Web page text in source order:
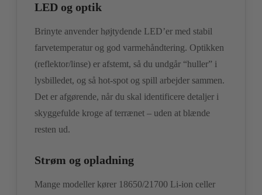
LED og optik
Brinyte anvender højtydende LED’er med stabil
farvetemperatur og god varmehåndtering. Optikken
(reflektor/linse) er afstemt, så du undgår “huller” i
lysbilledet, og så hot-spot og spill arbejder sammen.
Det er afgørende, når du skal identificere detaljer i
skyggefulde kroge af terrænet – uden at blænde
resten ud.
Strøm og opladning
Mange modeller kører 18650/21700 Li-ion celler